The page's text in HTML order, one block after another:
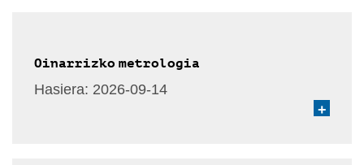
Oinarrizko metrologia
Hasiera: 2026-09-14
+